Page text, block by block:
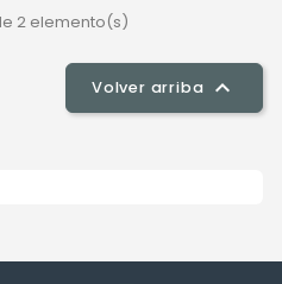
2 elemento(s)
Volver arriba 